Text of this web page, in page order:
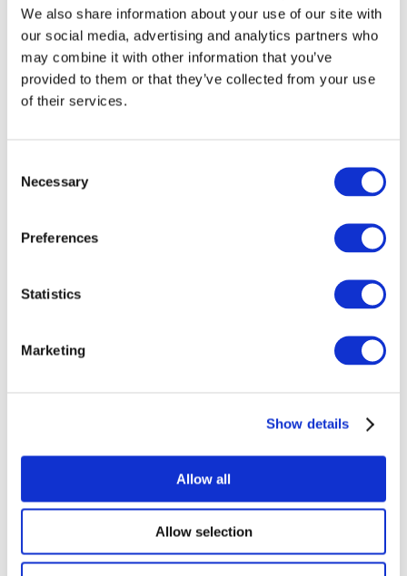
We also share information about your use of our site with
our social media, advertising and analytics partners who
may combine it with other information that you’ve
provided to them or that they’ve collected from your use
of their services.
Selection
Necessary
Preferences
Statistics
Marketing
Show details
Allow all
Allow selection
Шоу
Республіка Ірландія